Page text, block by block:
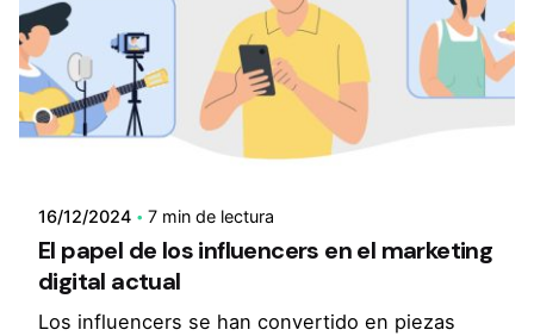
16/12/2024 7 min de lectura
El papel de los influencers en el marketing
digital actual
Los influencers se han convertido en piezas